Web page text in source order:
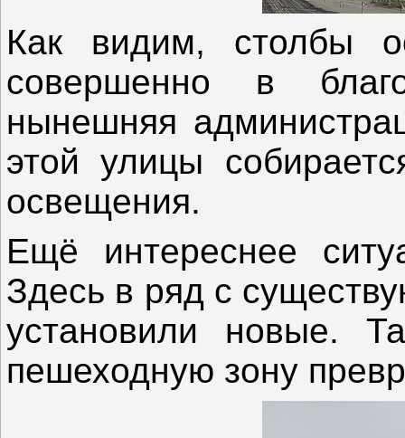
Как видим, столбы
совершенно в
нынешняя
этой улицы
освещения.
Ещё интереснее
Здесь в ряд с
установили новые.
пешеходную зону